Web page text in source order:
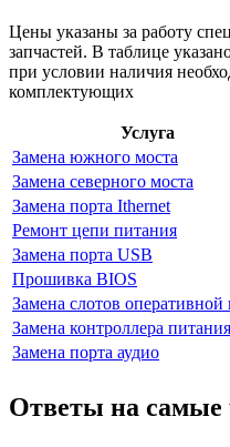
Цены указаны за работу
запчастей. В таблице
при условии наличия
комплектующих
Услуга
Замена южного моста
Замена северного моста
Замена порта Ithernet
Ремонт цепи питания
Замена порта USB
Прошивка BIOS
Замена слотов оперативной
Замена контроллера питания
Замена порта аудио
Ответы на самые